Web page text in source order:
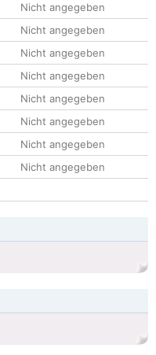
Nicht angegeben
Nicht angegeben
Nicht angegeben
Nicht angegeben
Nicht angegeben
Nicht angegeben
Nicht angegeben
Nicht angegeben